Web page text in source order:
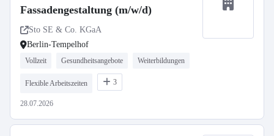
Fassadengestaltung (m/w/d)
Sto SE & Co. KGaA
Berlin-Tempelhof
Vollzeit Gesundheitsangebote Weiterbildungen
Flexible Arbeitszeiten 3
28.07.2026